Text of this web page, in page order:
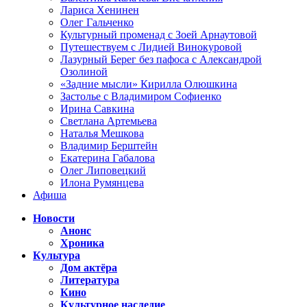
Лариса Хенинен
Олег Гальченко
Культурный променад с Зоей Арнаутовой
Путешествуем с Лидией Винокуровой
Лазурный Берег без пафоса с Александрой
Озолиной
«Задние мысли» Кирилла Олюшкина
Застолье с Владимиром Софиенко
Ирина Савкина
Светлана Артемьева
Наталья Мешкова
Владимир Берштейн
Екатерина Габалова
Олег Липовецкий
Илона Румянцева
Афиша
Новости
Анонс
Хроника
Культура
Дом актёра
Литература
Кино